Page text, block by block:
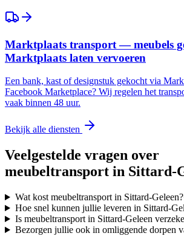
Marktplaats transport — meubels
Marktplaats laten vervoeren
Een bank, kast of designstuk gekocht via
Facebook Marketplace? Wij regelen het
vaak binnen 48 uur.
Bekijk alle diensten
Veelgestelde vragen over
meubeltransport in Sittard-
Wat kost meubeltransport in Sittard-Geleen?
Hoe snel kunnen jullie leveren in Sittard-
Is meubeltransport in Sittard-Geleen
Bezorgen jullie ook in omliggende dorpen